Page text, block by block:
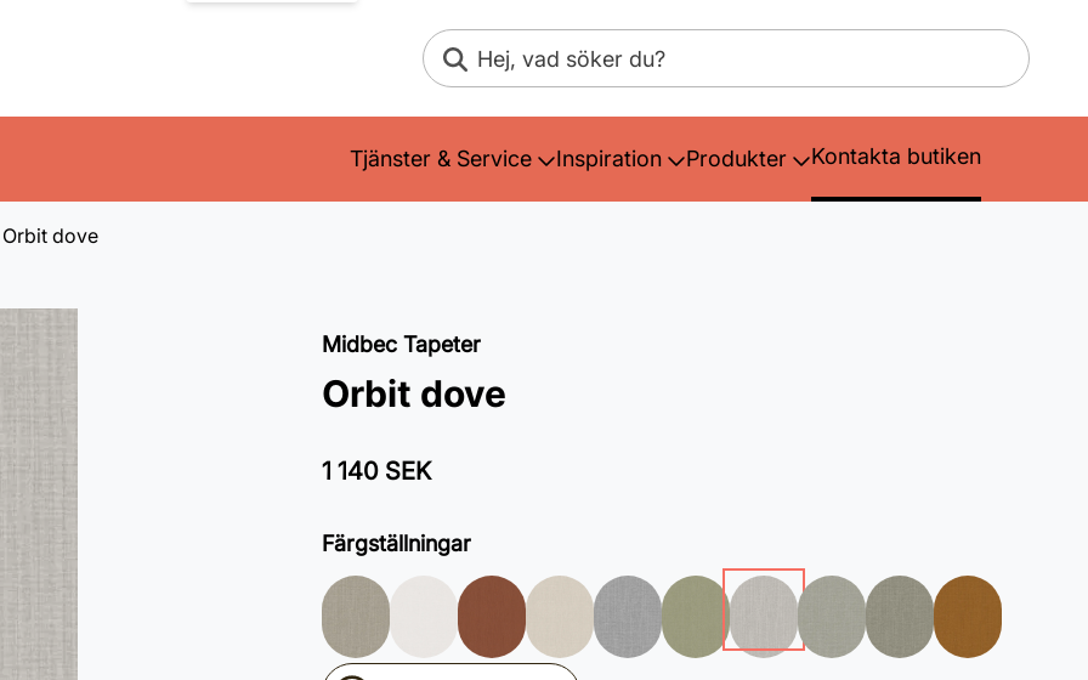
Sök
Tjänster & Service Inspiration Produkter Kontakta butiken
Orbit dove
Midbec Tapeter
Orbit dove
1 140 SEK
Färgställningar